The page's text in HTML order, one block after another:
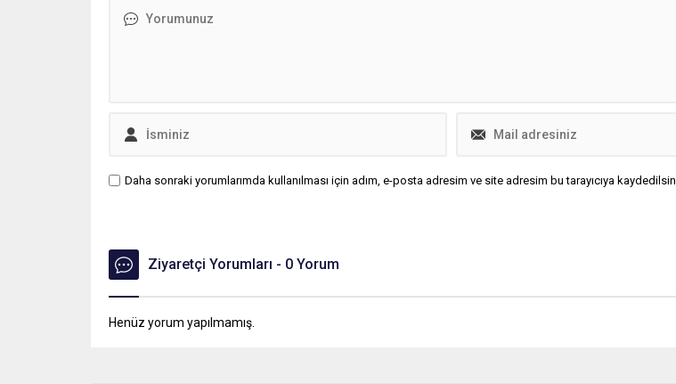
Daha sonraki yorumlarımda kullanılması için adım, e-posta adresim ve site adresim bu tarayıcıya kaydedilsin.
Ziyaretçi Yorumları - 0 Yorum
Henüz yorum yapılmamış.